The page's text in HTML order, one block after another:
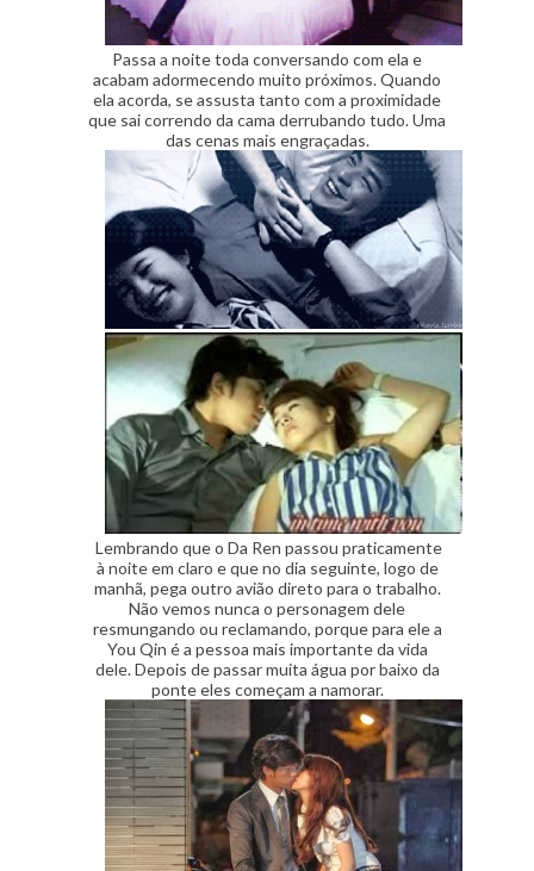
Passa a noite toda conversando com ela e
acabam adormecendo muito próximos. Quando
ela acorda, se assusta tanto com a proximidade
que sai correndo da cama derrubando tudo. Uma
das cenas mais engraçadas.
Lembrando que o Da Ren passou praticamente
à noite em claro e que no dia seguinte, logo de
manhã, pega outro avião direto para o trabalho.
Não vemos nunca o personagem dele
resmungando ou reclamando, porque para ele a
You Qin é a pessoa mais importante da vida
dele. Depois de passar muita água por baixo da
ponte eles começam a namorar.